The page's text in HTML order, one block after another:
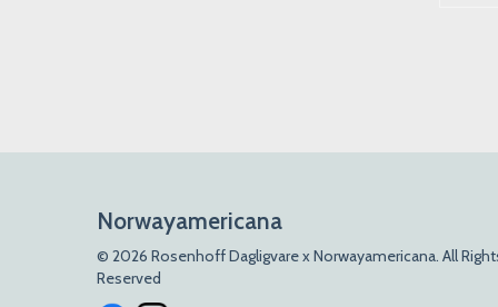
Norwayamericana
© 2026 Rosenhoff Dagligvare x Norwayamericana. All
Reserved